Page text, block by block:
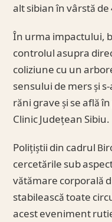
alt sibian în vârstă de
În urma impactului,
controlul asupra
coliziune cu un
sensului de mers și
răni grave și se află
Clinic Județean Sibiu.
Polițiștii din cadrul
cercetările sub
vătămare corporală
stabilească toate
acest eveniment